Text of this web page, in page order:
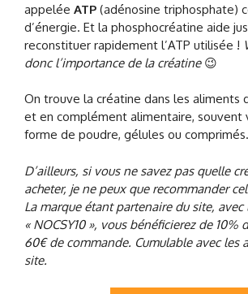
appelée ATP (adénosine triphosphate)
d’énergie. Et la phosphocréatine aide
reconstituer rapidement l’ATP utilisée !
donc l’importance de la créatine😉
On trouve la créatine dans les aliments
et en complément alimentaire, souvent
forme de poudre, gélules ou comprimés.
D’ailleurs, si vous ne savez pas quelle
acheter, je ne peux que recommander
La marque étant partenaire du site, avec
« NOCSY10 », vous bénéficierez de 10%
60€ de commande. Cumulable avec les
site.